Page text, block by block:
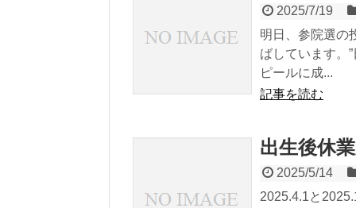
2025/7/19
明日、参院選の
ばしています。
ピールに成...
記事を読む
出生後休
2025/5/14
2025.4.1と